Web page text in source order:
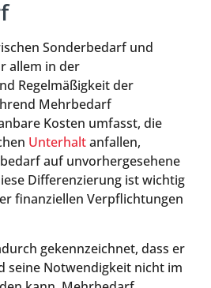
Sonderbedarf und
allem in der
Regelmäßigkeit der
Mehrbedarf
Kosten umfasst, die
Unterhaltanfallen,
auf unvorhergesehene
Differenzierung ist wichtig
finanziellen Verpflichtungen
gekennzeichnet, dass er
seine Notwendigkeit nicht im